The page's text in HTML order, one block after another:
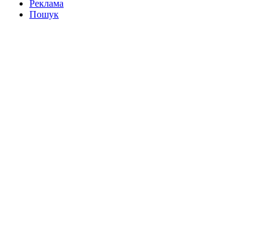
Реклама
Пошук